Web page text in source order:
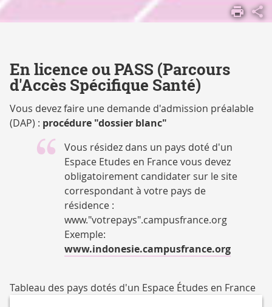
ACCUEIL
S'ORIENTER,
ET
S'INSCRIRE
CANDIDATURES
En licence ou PASS (Parcours
d'Accès Spécifique Santé)
Vous devez faire une demande d'admission préalable
(DAP) : procédure "dossier blanc"
Vous résidez dans un pays doté d'un
Espace Etudes en France vous devez
obligatoirement candidater sur le site
correspondant à votre pays de
résidence :
www."votrepays".campusfrance.org
Exemple:
www.indonesie.campusfrance.org
Tableau des pays dotés d'un Espace Études en France